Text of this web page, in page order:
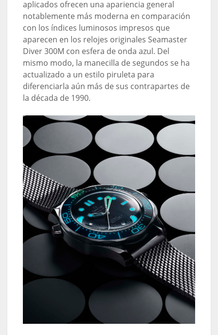
aplicados ofrecen una apariencia general
notablemente más moderna en comparación
con los índices luminosos impresos que
aparecen en los relojes originales Seamaster
Diver 300M con esfera de onda azul. Del
mismo modo, la manecilla de segundos se ha
actualizado a un estilo piruleta para
diferenciarla aún más de sus contrapartes de
la década de 1990.